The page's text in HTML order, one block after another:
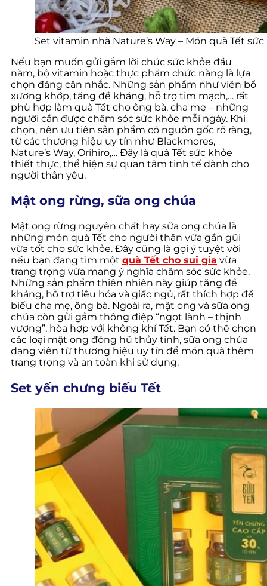
Set vitamin nhà Nature’s Way – Món quà Tết
Nếu bạn muốn gửi gắm lời chúc sức khỏe đầu
năm, bộ vitamin hoặc thực phẩm chức năng là lựa
chọn đáng cân nhắc. Những sản phẩm như viên bổ
xương khớp, tăng đề kháng, hỗ trợ tim mạch,… rất
phù hợp làm quà Tết cho ông bà, cha mẹ – những
người cần được chăm sóc sức khỏe mỗi ngày. Khi
chọn, nên ưu tiên sản phẩm có nguồn gốc rõ ràng,
từ các thương hiệu uy tín như Blackmores,
Nature’s Way, Orihiro,… Đây là quà Tết sức khỏe
thiết thực, thể hiện sự quan tâm tinh tế dành cho
người thân yêu.
Mật ong rừng, sữa ong chúa
Mật ong rừng nguyên chất hay sữa ong chúa là
những món quà Tết cho người thân vừa gần gũi
vừa tốt cho sức khỏe. Đây cũng là gợi ý tuyệt vời
nếu bạn đang tìm một quà Tết cho sui gia vừa
trang trọng vừa mang ý nghĩa chăm sóc sức khỏe.
Những sản phẩm thiên nhiên này giúp tăng đề
kháng, hỗ trợ tiêu hóa và giấc ngủ, rất thích hợp để
biếu cha mẹ, ông bà. Ngoài ra, mật ong và sữa ong
chúa còn gửi gắm thông điệp “ngọt lành – thịnh
vượng”, hòa hợp với không khí Tết. Bạn có thể chọn
các loại mật ong đóng hũ thủy tinh, sữa ong chúa
dạng viên từ thương hiệu uy tín để món quà thêm
trang trọng và an toàn khi sử dụng.
Set yến chưng biếu Tết